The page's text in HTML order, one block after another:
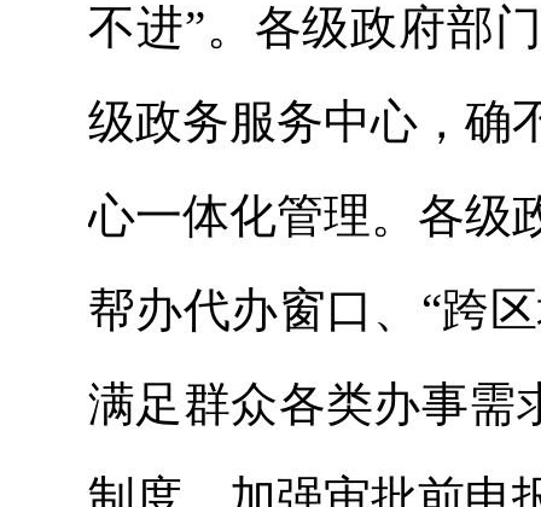
不进”。各级政府部
级政务服务中心，确
心一体化管理。各级
帮办代办窗口、“跨
满足群众各类办事需